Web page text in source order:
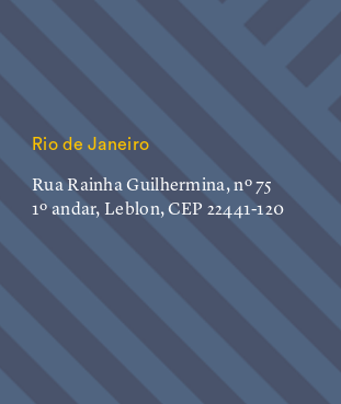
Rio de Janeiro
Rua Rainha Guilhermina, nº 75
1º andar, Leblon, CEP 22441-120